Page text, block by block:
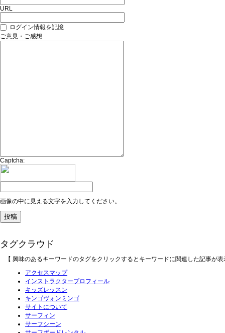
URL
ログイン情報を記憶
ご意見・ご感想
Captcha:
画像の中に見える文字を入力してください。
タグクラウド
【 興味のあるキーワードのタグをクリックするとキーワードに関連した記事が
アクセスマップ
インストラクタープロフィール
キッズレッスン
キンゴヴォンミンゴ
サイトについて
サーフィン
サーフシーン